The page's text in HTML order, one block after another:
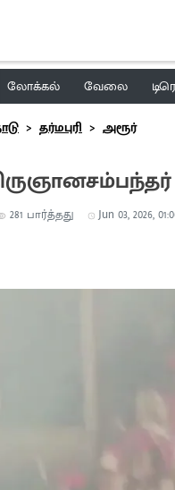
லோக்கல் வேலை
தர்மபுரி அரூர்
281 பார்த்தது Jun 03, 2026,